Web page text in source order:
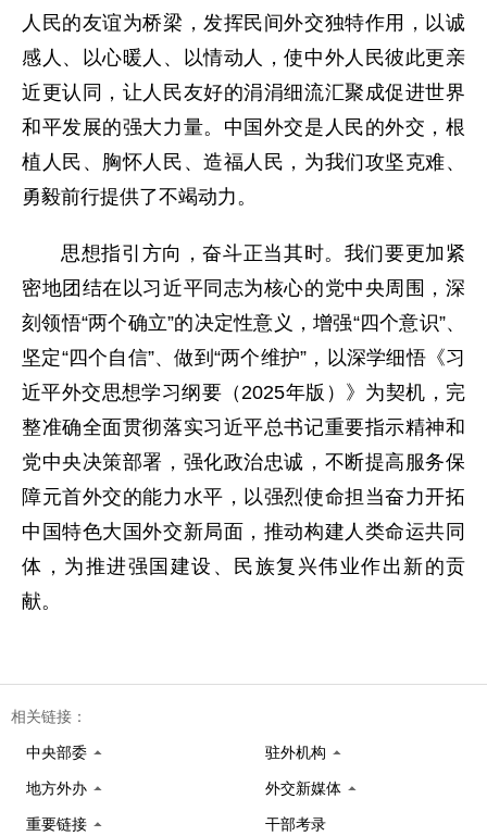
人民的友谊为桥梁，发挥民间外交独特作用，以诚
感人、以心暖人、以情动人，使中外人民彼此更亲
近更认同，让人民友好的涓涓细流汇聚成促进世界
和平发展的强大力量。中国外交是人民的外交，根
植人民、胸怀人民、造福人民，为我们攻坚克难、
勇毅前行提供了不竭动力。
思想指引方向，奋斗正当其时。我们要更加紧
密地团结在以习近平同志为核心的党中央周围，深
刻领悟“两个确立”的决定性意义，增强“四个意识”、
坚定“四个自信”、做到“两个维护”，以深学细悟《习
近平外交思想学习纲要（2025年版）》为契机，完
整准确全面贯彻落实习近平总书记重要指示精神和
党中央决策部署，强化政治忠诚，不断提高服务保
障元首外交的能力水平，以强烈使命担当奋力开拓
中国特色大国外交新局面，推动构建人类命运共同
体，为推进强国建设、民族复兴伟业作出新的贡
献。
相关链接：
中央部委 驻外机构
地方外办 外交新媒体
重要链接 干部考录